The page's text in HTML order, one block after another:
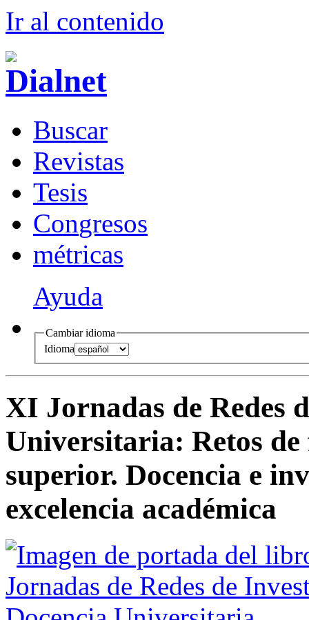
Ir al contenido
Buscar
Revistas
Tesis
Congresos
métricas
Ayuda
Cambiar idioma
Idioma
XI Jornadas de Redes
Universitaria: Retos
superior. Docencia e
excelencia académica